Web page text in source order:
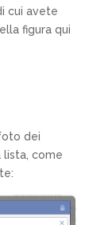
cui avete
figura qui
dei
lista, come